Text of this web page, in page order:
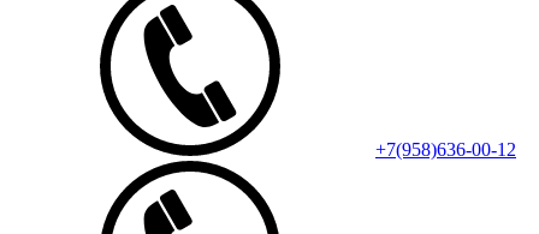
+7(958)636-00-12